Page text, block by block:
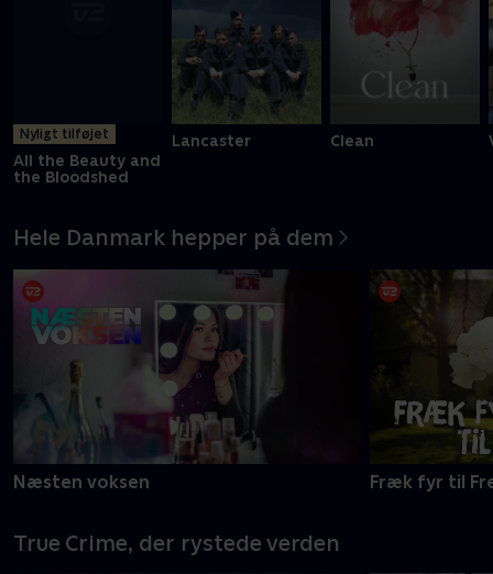
Nyligt tilføjet
All the Beauty and
the Bloodshed
Lancaster Clean
Hele Danmark hepper på dem
Næsten voksen Fræk fyr til
True Crime, der rystede verden